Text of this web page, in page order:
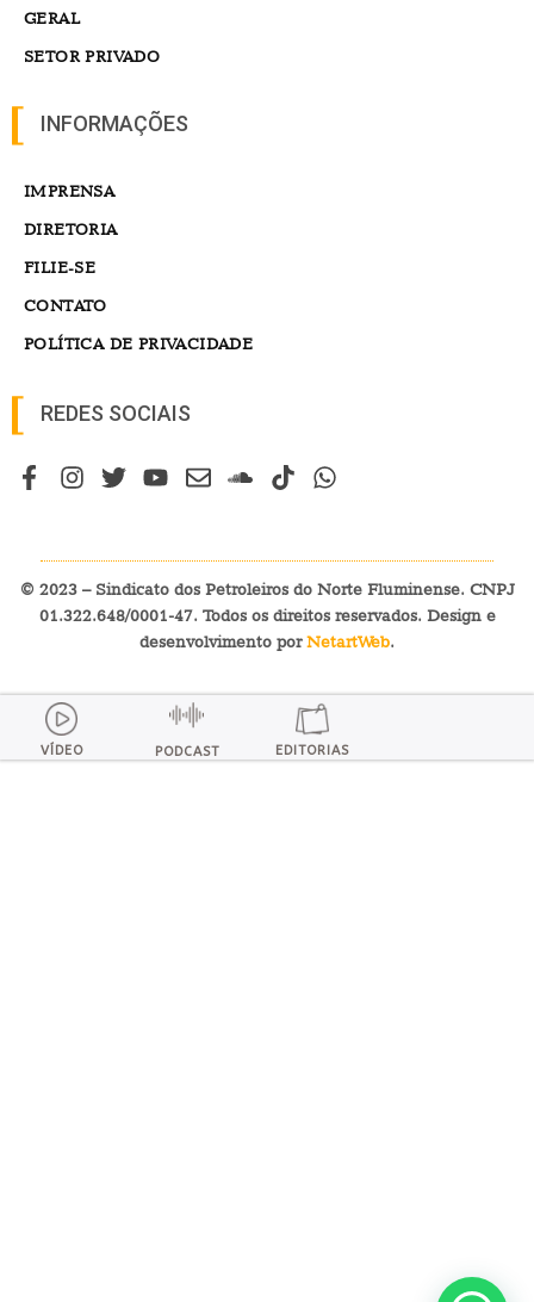
GERAL
SETOR PRIVADO
INFORMAÇÕES
IMPRENSA
DIRETORIA
FILIE-SE
CONTATO
POLÍTICA DE PRIVACIDADE
REDES SOCIAIS
© 2023 – Sindicato dos Petroleiros do Norte Fluminense. CNPJ
01.322.648/0001-47. Todos os direitos reservados. Design e
desenvolvimento porNetartWeb.
VÍDEO PODCAST EDITORIAS